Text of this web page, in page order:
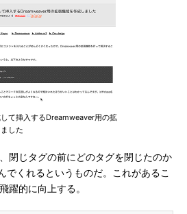
て挿入するDreamweaver用の拡
した
閉じタグの前にどのタグを閉じたのか
でくれるというものだ。これがあるこ
躍的に向上する。